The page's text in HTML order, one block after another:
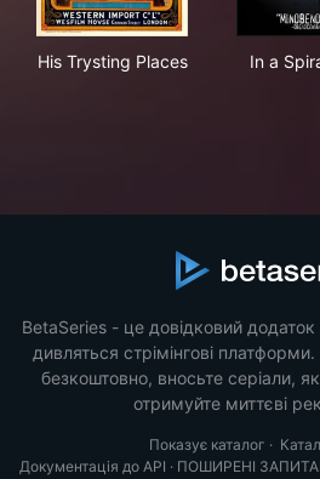
His Trysting Places In a
BetaSeries - це довідковий додаток
дивляться стрімінгові
безкоштовно, вносьте серіали,
отримуйте миттєві
Показує каталог ·
Документація до API · ПОШИРЕНІ